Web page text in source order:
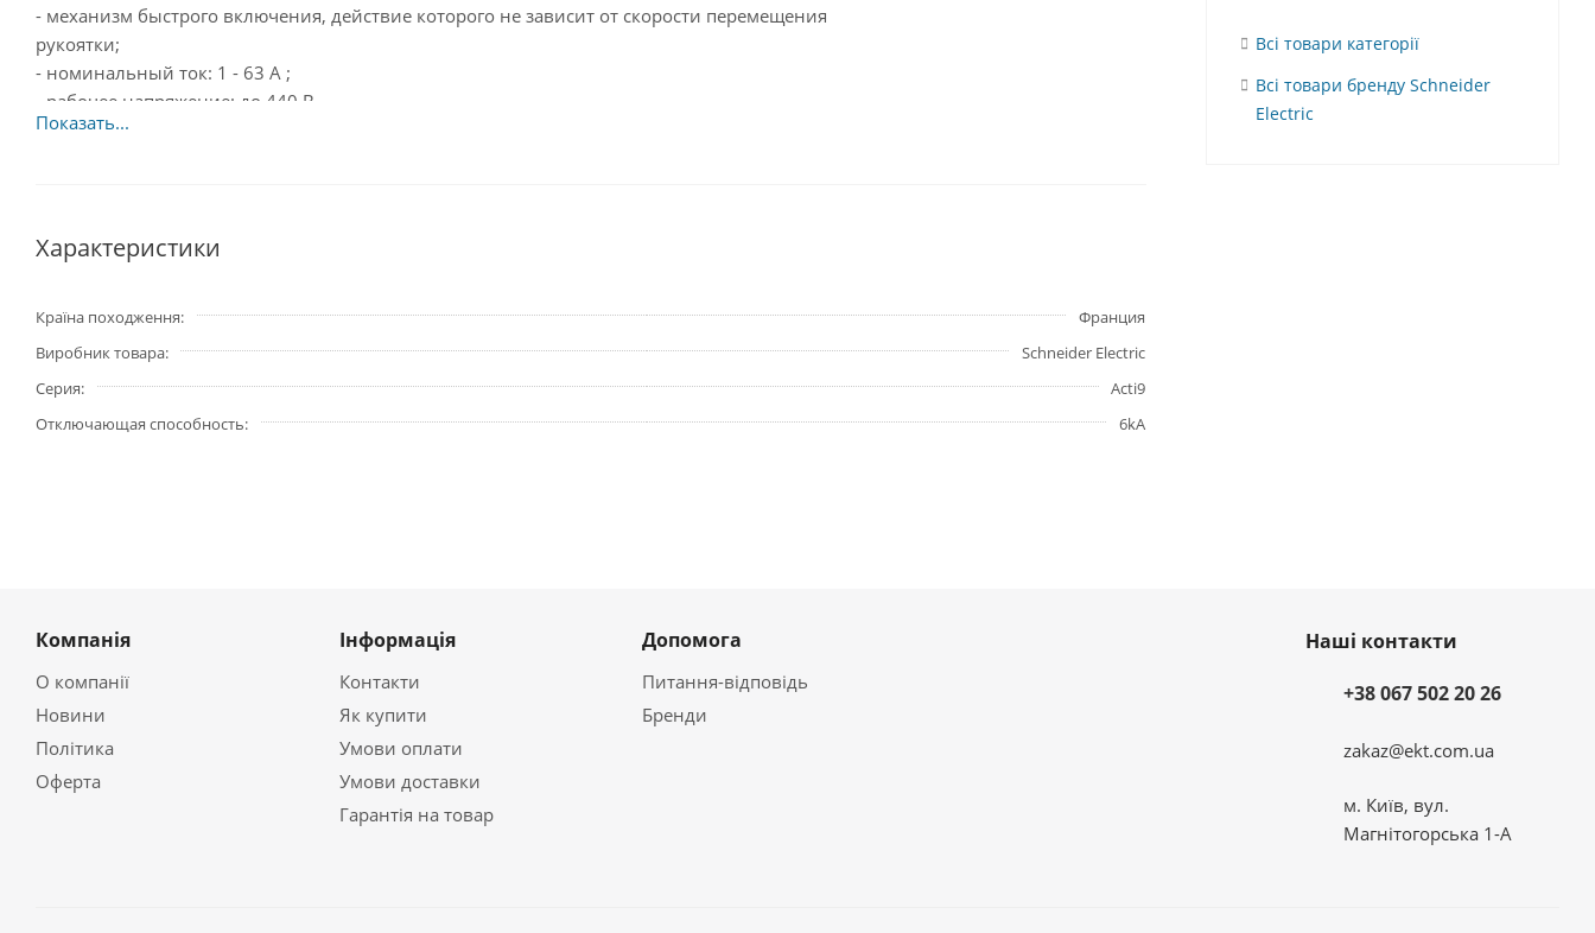
- механизм быстрого включения, действие которого не зависит от скорости перемещения
рукоятки;
- номинальный ток: 1 - 63 A ;
- рабочее напряжение: до 440 В
Страна производитель – Франция.
Характеристики
Країна походження
Франция
Виробник товара
Schneider Electric
Серия
Acti9
Отключающая способность
6kA
Всі товари категорії
Всі товари бренду Schneider
Electric
Компанія
О компанії
Новини
Політика
Оферта
Інформація
Контакти
Як купити
Умови оплати
Умови доставки
Гарантія на товар
Допомога
Питання-відповідь
Бренди
Наші контакти
+38 067 502 20 26
zakaz@ekt.com.ua
м. Київ, вул.
Магнітогорська 1-А